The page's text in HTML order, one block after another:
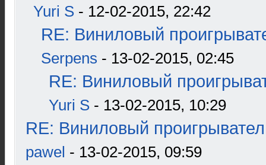
Yuri S - 12-02-2015, 22:42
RE: Виниловый
Serpens - 13-02-2015, 02:45
RE: Виниловый
Yuri S - 13-02-2015, 10:29
RE: Виниловый
pawel - 13-02-2015, 09:59